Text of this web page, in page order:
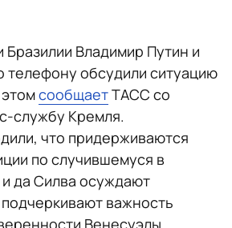
Владимир Путин и
телефону обсудили ситуацию
сообщаетТАСС со
службу Кремля.
что придерживаются
по случившемуся в
да Силва осуждают
важность
Венесуэлы.